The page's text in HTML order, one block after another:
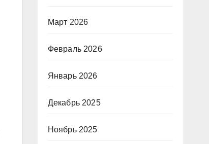
Март 2026
Февраль 2026
Январь 2026
Декабрь 2025
Ноябрь 2025